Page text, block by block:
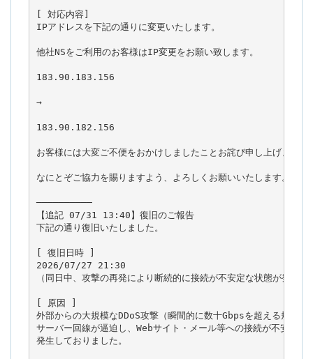
[ 対応内容]
IPアドレスを下記の通りに変更いたします。
他社NSをご利用のお客様はIP変更をお願い致します。
183.90.183.156
→
183.90.182.156
お客様には大変ご不便をおかけしましたことお詫び申し上げます。
なにとぞご協力を賜りますよう、よろしくお願いいたします。
──────────
【追記 07/31 13:40】復旧のご報告
下記の通り復旧いたしました。
[ 復旧日時 ]
2026/07/27 21:30
（同日中、攻撃の再発により断続的に接続が不安定な状態が発生し
[ 原因 ]
外部からの大規模なDDoS攻撃（瞬間的に数十Gbpsを超える規模）
サーバー回線が逼迫し、Webサイト・メール等への接続が不安定と
発生しておりました。